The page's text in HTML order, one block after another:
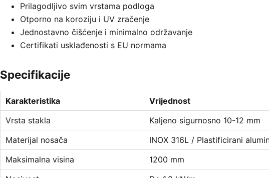
Prilagodljivo svim vrstama podloga
Otporno na koroziju i UV zračenje
Jednostavno čišćenje i minimalno održavanje
Certifikati usklađenosti s EU normama
Specifikacije
Karakteristika
Vrijednost
Vrsta stakla
Kaljeno sigurnosno 10-12 mm
Materijal nosača
INOX 316L / Plastificirani
Maksimalna visina
1200 mm